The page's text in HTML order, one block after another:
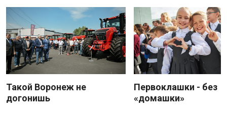
Такой Воронеж не
догонишь
Первоклашки - без
«домашки»